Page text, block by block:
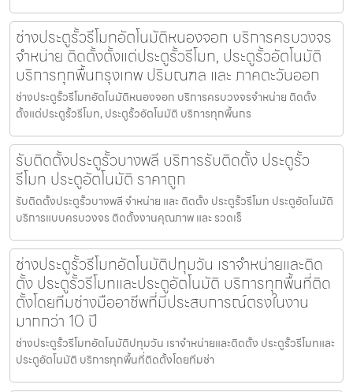
ช่างประตูรั้วรีโมทอัตโนมัติหนองจอก บริการครบวงจร
จำหน่าย ติดตั้งตั้งแต่ประตูรั้วรีโมท, ประตูรั้วอัตโนมัติ
บริการทุกพื้นกรุงเทพ ปริมณฑล และ ภาคตะวันออก
ช่างประตูรั้วรีโมทอัตโนมัติหนองจอก บริการครบวงจรจำหน่าย ติดตั้ง
ตั้งแต่ประตูรั้วรีโมท, ประตูรั้วอัตโนมัติ บริการทุกพื้นกร
รับติดตั้งประตูรั้วบางพลี บริการรับติดตั้ง ประตูรั้ว
รีโมท ประตูอัตโนมัติ ราคาถูก
รับติดตั้งประตูรั้วบางพลี จำหน่าย และ ติดตั้ง ประตูรั้วรีโมท ประตูอัตโนมัติ
บริการแบบครบวงจร ติดตั้งงานคุณภาพ และ รวดเร็
ช่างประตูรั้วรีโมทอัตโนมัติปทุมวัน เราจำหน่ายและติด
ตั้ง ประตูรั้วรีโมทและประตูอัตโนมัติ บริการทุกพื้นที่ติด
ตั้งโดยทีมช่างมืออาชีพที่มีประสบการณ์ตรงในงาน
มากกว่า 10 ปี
ช่างประตูรั้วรีโมทอัตโนมัติปทุมวัน เราจำหน่ายและติดตั้ง ประตูรั้วรีโมทและ
ประตูอัตโนมัติ บริการทุกพื้นที่ติดตั้งโดยทีมช่า